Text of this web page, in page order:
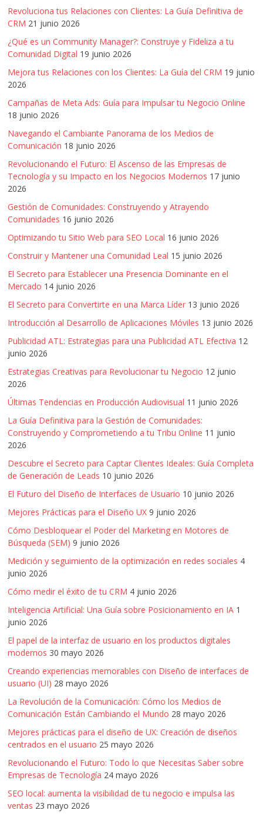
Revoluciona tus Relaciones con Clientes: La Guía Definitiva de
CRM 21 junio 2026
¿Qué es un Community Manager?: Construye y Fideliza a tu
Comunidad Digital 19 junio 2026
Mejora tus Relaciones con los Clientes: La Guía del CRM 19 junio
2026
Campañas de Meta Ads: Guía para Impulsar tu Negocio Online
18 junio 2026
Navegando el Cambiante Panorama de los Medios de
Comunicación 18 junio 2026
Revolucionando el Futuro: El Ascenso de las Empresas de
Tecnología y su Impacto en los Negocios Modernos 17 junio
2026
Gestión de Comunidades: Construyendo y Atrayendo
Comunidades 16 junio 2026
Optimizando tu Sitio Web para SEO Local 16 junio 2026
Construir y Mantener una Comunidad Leal 15 junio 2026
El Secreto para Establecer una Presencia Dominante en el
Mercado 14 junio 2026
El Secreto para Convertirte en una Marca Líder 13 junio 2026
Introducción al Desarrollo de Aplicaciones Móviles 13 junio 2026
Publicidad ATL: Estrategias para una Publicidad ATL Efectiva 12
junio 2026
Estrategias Creativas para Revolucionar tu Negocio 12 junio
2026
Últimas Tendencias en Producción Audiovisual 11 junio 2026
La Guía Definitiva para la Gestión de Comunidades:
Construyendo y Comprometiendo a tu Tribu Online 11 junio
2026
Descubre el Secreto para Captar Clientes Ideales: Guía Completa
de Generación de Leads 10 junio 2026
El Futuro del Diseño de Interfaces de Usuario 10 junio 2026
Mejores Prácticas para el Diseño UX 9 junio 2026
Cómo Desbloquear el Poder del Marketing en Motores de
Búsqueda (SEM) 9 junio 2026
Medición y seguimiento de la optimización en redes sociales 4
junio 2026
Cómo medir el éxito de tu CRM 4 junio 2026
Inteligencia Artificial: Una Guía sobre Posicionamiento en IA 1
junio 2026
El papel de la interfaz de usuario en los productos digitales
modernos 30 mayo 2026
Creando experiencias memorables con Diseño de interfaces de
usuario (UI) 28 mayo 2026
La Revolución de la Comunicación: Cómo los Medios de
Comunicación Están Cambiando el Mundo 28 mayo 2026
Mejores prácticas para el diseño de UX: Creación de diseños
centrados en el usuario 25 mayo 2026
Revolucionando el Futuro: Todo lo que Necesitas Saber sobre
Empresas de Tecnología 24 mayo 2026
SEO local: aumenta la visibilidad de tu negocio e impulsa las
ventas 23 mayo 2026